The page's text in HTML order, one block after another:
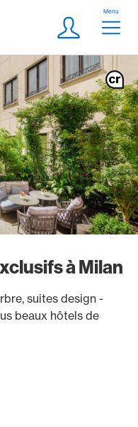
Meta
Login
Menu
à Milan
suites design -
beaux hôtels de